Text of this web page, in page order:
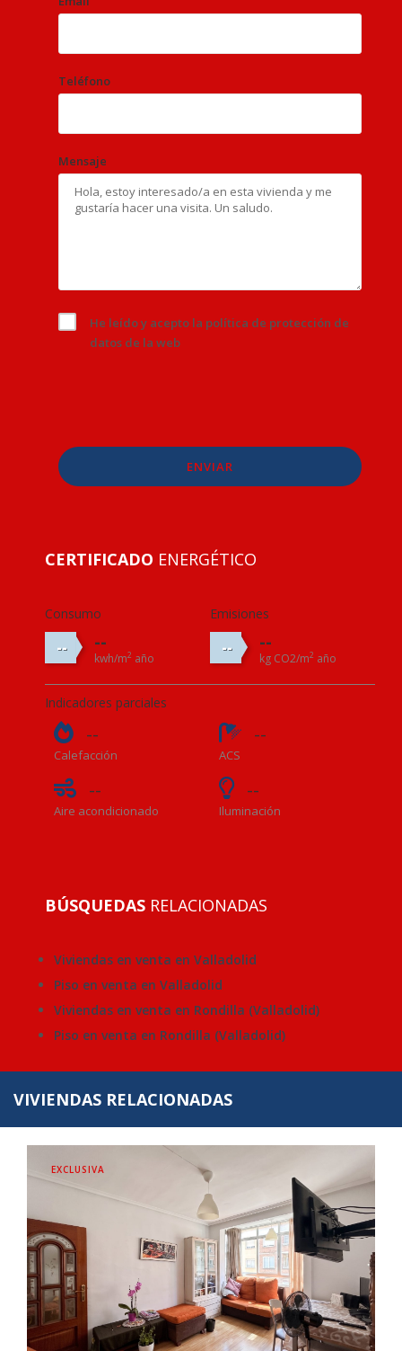
Teléfono
Mensaje
He leído y acepto la política de protección de
datos de la web
ENVIAR
CERTIFICADO ENERGÉTICO
Consumo
-- --
kwh/m2 año
Emisiones
-- --
kg CO2/m2 año
Indicadores parciales
--
Calefacción
--
ACS
--
Aire acondicionado
--
Iluminación
BÚSQUEDAS RELACIONADAS
Viviendas en venta en Valladolid
Piso en venta en Valladolid
Viviendas en venta en Rondilla (Valladolid)
Piso en venta en Rondilla (Valladolid)
VIVIENDAS RELACIONADAS
EXCLUSIVA